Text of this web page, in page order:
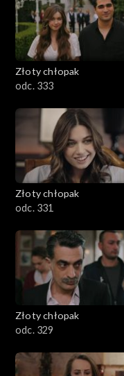
Złoty chłopak
odc. 333
Złoty chłopak
odc. 331
Złoty chłopak
odc. 329